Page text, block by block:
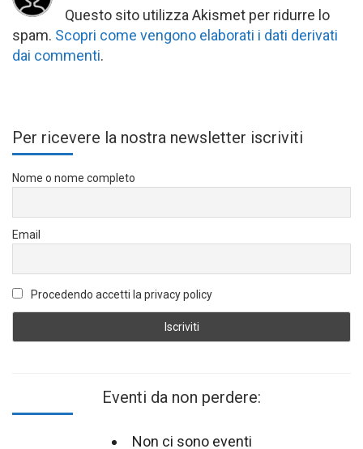
Questo sito utilizza Akismet per ridurre lo
spam. Scopri come vengono elaborati i dati derivati
dai commenti.
Per ricevere la nostra newsletter iscriviti
Nome o nome completo
Email
Procedendo accetti la privacy policy
Eventi da non perdere:
Non ci sono eventi